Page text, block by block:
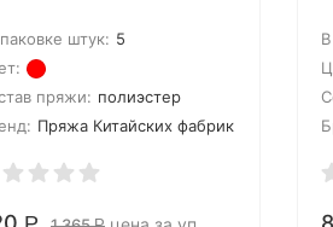
штук: 5
пряжи: полиэстер
Пряжа Китайских фабрик